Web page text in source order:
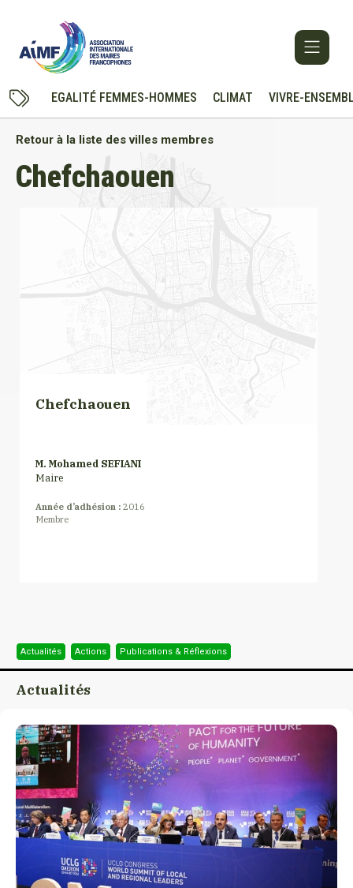
EGALITÉ FEMMES-HOMMES CLIMAT VIVRE-
Retour à la liste des villes membres
Chefchaouen
Chefchaouen
M. Mohamed SEFIANI
Maire
Année d’adhésion : 2016
Membre
Actualités Actions Publications & Réflexions
Actualités